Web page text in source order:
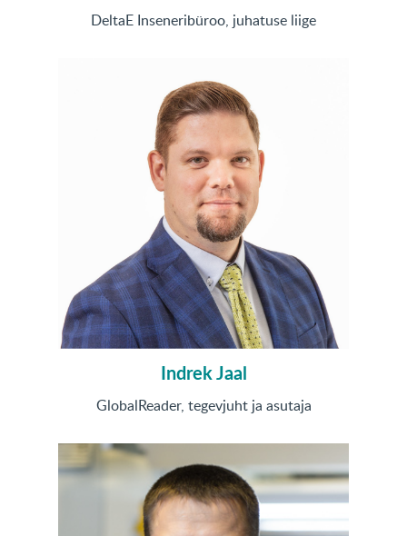
DeltaE Inseneribüroo, juhatuse liige
Indrek Jaal
GlobalReader, tegevjuht ja asutaja